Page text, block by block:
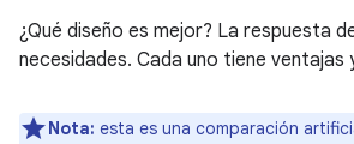
¿Qué diseño es mejor? La respuesta
necesidades. Cada uno tiene ventajas
Nota: esta es una comparación